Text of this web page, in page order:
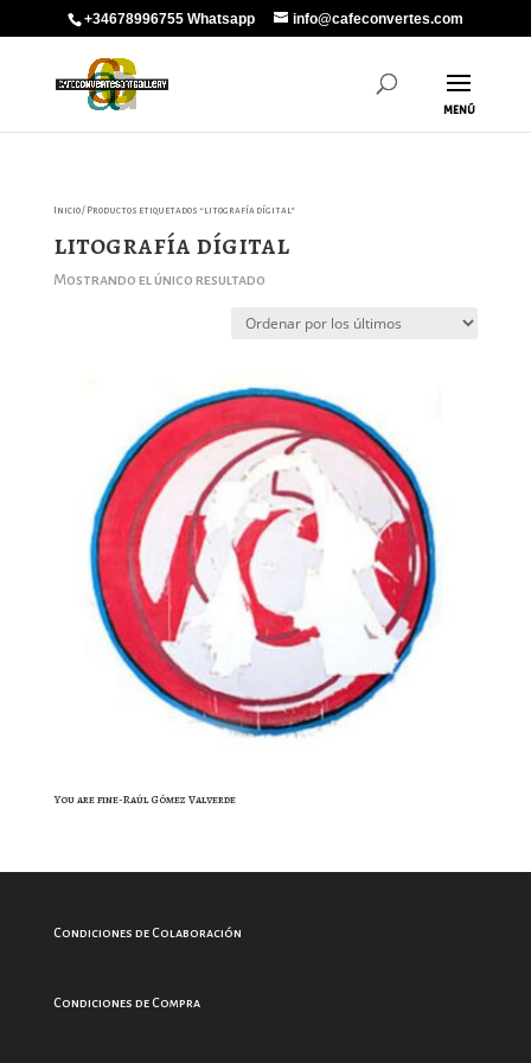
+34678996755 Whatsapp info@cafeconvertes.com
Inicio/ Productos etiquetados “litografía dígital”
litografía dígital
Mostrando el único resultado
You are fine-Raúl Gómez Valverde
Condiciones de Colaboración
Condiciones de Compra